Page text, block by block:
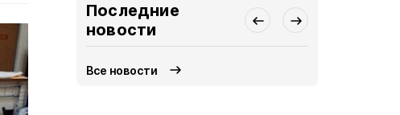
Последние
новости
Все новости